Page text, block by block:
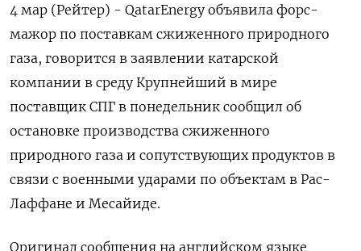
4 мар (Рейтер) - QatarEnergy объявила ‌форс-
мажор по поставкам сжиженного ​природного
газа, ​говорится ​в ⁠заявлении катарской
‌компании в ‌среду Крупнейший в мире ​
поставщик ‌СПГ в ​понедельник сообщил ‌об
остановке производства сжиженного
природного ​газа ​и сопутствующих ‌продуктов ​в
связи с военными ударами по объектам в Рас-
Лаффане ​и ⁠Месайиде.
Оригинал сообщения ‌на английском ‌языке